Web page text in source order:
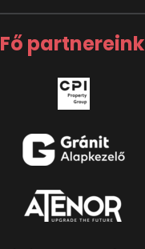
Fő partnereink